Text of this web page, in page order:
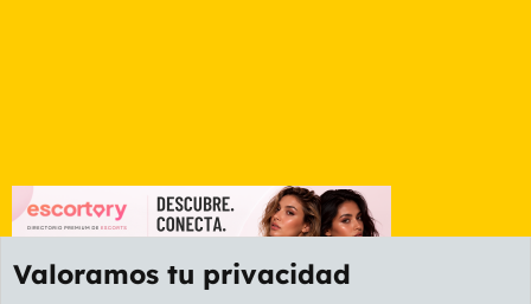
Valoramos tu privacidad